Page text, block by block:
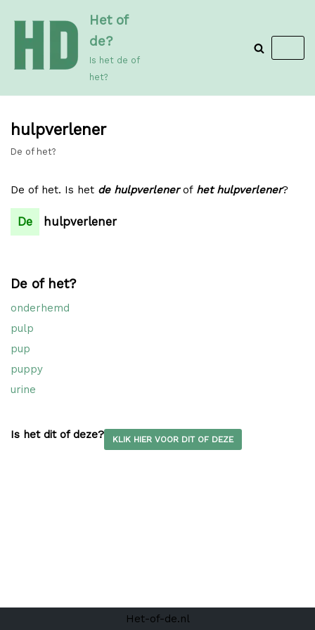
de
inhoud
Het of
de?
Is het de of
het?
hulpverlener
De of het?
De of het. Is het de hulpverlenerof het hulpverlener?
De hulpverlener
De of het?
onderhemd
pulp
pup
puppy
urine
Is het dit of deze? KLIK HIER VOOR DIT OF DEZE
Het-of-de.nl